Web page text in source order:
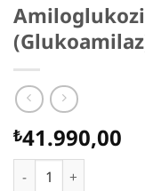
₺41.990,00
Amiloglukozidaz